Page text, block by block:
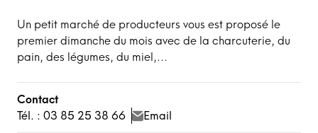
Un petit marché de producteurs vous est proposé le
premier dimanche du mois avec de la charcuterie, du
pain, des légumes, du miel,...
Contact
Tél. : 03 85 25 38 66
Email